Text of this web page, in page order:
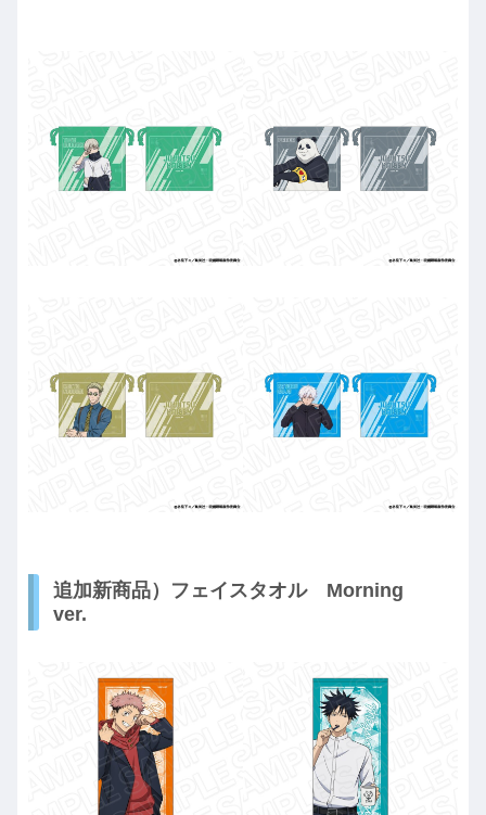
追加新商品）フェイスタオル Morning
ver.